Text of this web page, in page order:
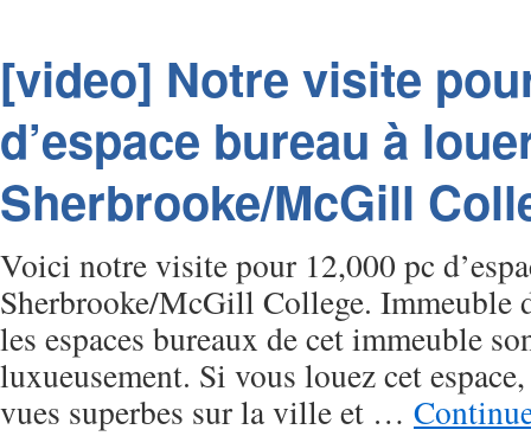
[video] Notre visite
d’espace bureau à
Sherbrooke/McGill
Voici notre visite pour 12,000 pc
Sherbrooke/McGill College. Immeuble
les espaces bureaux de cet immeuble
luxueusement. Si vous louez cet
vues superbes sur la ville et …